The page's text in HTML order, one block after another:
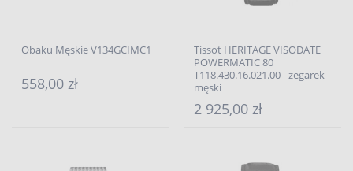
Obaku Męskie V134GCIMC1
558,00 zł
Tissot HERITAGE VISODATE
POWERMATIC 80
T118.430.16.021.00 - zegarek
męski
2 925,00 zł